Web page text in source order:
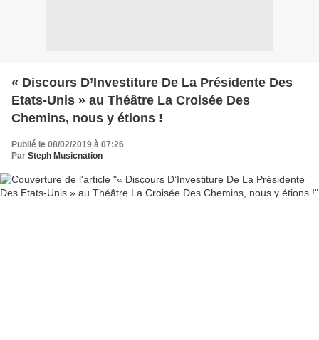
« Discours D’Investiture De La Présidente Des
Etats-Unis » au Théâtre La Croisée Des
Chemins, nous y étions !
Publié le 08/02/2019 à 07:26
Par Steph Musicnation